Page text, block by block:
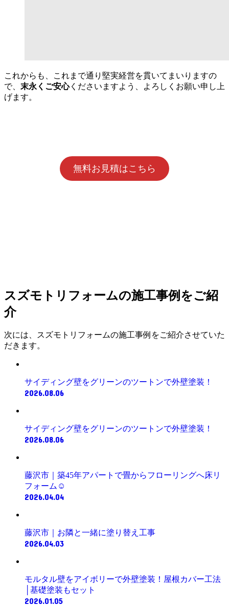
これからも、これまで通り堅実経営を貫いてまいりますの
で、 末永くご安心くださいますよう、よろしくお願い申し上
げます。
無料お見積はこちら
スズモトリフォームの施工事例をご紹
介
次には、スズモトリフォームの施工事例をご紹介させていた
だきます。
サイディング壁をグリーンのツートンで外壁塗装！
2026.08.06
サイディング壁をグリーンのツートンで外壁塗装！
2026.08.06
藤沢市｜築45年アパートで畳からフローリングへ床リ
フォーム☺️
2026.04.04
藤沢市｜お隣と一緒に塗り替え工事
2026.04.03
モルタル壁をアイボリーで外壁塗装！屋根カバー工法
│基礎塗装もセット
2026.01.05